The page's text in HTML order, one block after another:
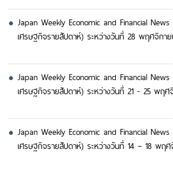
Japan Weekly Economic and Financial
เศรษฐกิจรายสัปดาห์) ระหว่างวันที่ 28 พฤศจิก
Japan Weekly Economic and Financial
เศรษฐกิจรายสัปดาห์) ระหว่างวันที่ 21 - 25 พฤศ
Japan Weekly Economic and Financial
เศรษฐกิจรายสัปดาห์) ระหว่างวันที่ 14 – 18 พฤ